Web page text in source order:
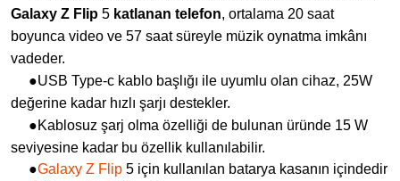
Galaxy Z Flip 5 katlanan telefon, ortalama 20 saat
boyunca video ve 57 saat süreyle müzik oynatma imkânı
vadeder.
●USB Type-c kablo başlığı ile uyumlu olan cihaz, 25W
değerine kadar hızlı şarjı destekler.
●Kablosuz şarj olma özelliği de bulunan üründe 15 W
seviyesine kadar bu özellik kullanılabilir.
●Galaxy Z Flip 5 için kullanılan batarya kasanın içindedir